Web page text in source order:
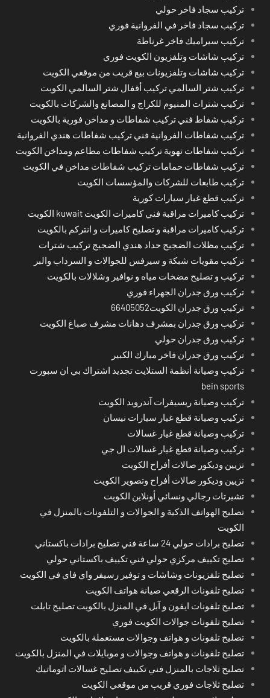
تركيب سجاد فاخر حولي
تركيب سجاد فاخر في الفروانية فوري
تركيب سيراميك فاخر غرناطة
تركيب شاشات وتلفزيون الكويت فوري
تركيب شاشات وتلفزيونات بيع قريب من موقعي الكويت
تركيب شتر السالمي تركيب أقفال شتر السالمي الكويت
تركيب شترات المنيوم للكراج و المصانع والشركات بالكويت
تركيب شفاط فني تركيب شفاطات و مداخن فورية بالكويت
تركيب شفاطات الفروانية فني تركيب شفاطات هندي الفروانية
تركيب شفاطات تهوية تركيب شفاطات مطاعم ومداخن الكويت
تركيب شفاطات حمامات تركيب شفاطات مداخن في الكويت
تركيب طابعات للشركات والمؤسسات الكويت
تركيب قطع غيار سيارات كورية
تركيب كاميرات مراقبة فني كاميرات الكويت kuwait الكويت
تركيب كاميرات مراقبة و تصليح كاميرات و انتركم بالكويت
تركيب مظلات الضجيج حداد هندي الضجيج تركيب شترات
تركيب مقويات شبكة و سيرفس للجوالات و السرداب والبر
تركيب و تصليح مضخات مياه و نوافير وشلالات بالكويت
تركيب ورق جدران الجهراء فوري
تركيب ورق جدران الكويت66405052
تركيب ورق جدران بمشرف دهانات مشرف صباغ الكويت
تركيب ورق جدران حولي
تركيب ورق جدران فاخر مبارك الكبير
تركيب وصيانة أنظمة الستلايت تجديد اشتراك بي ان سبورت
bein sports
تركيب وصيانة ريسيفرات آندرويد الكويت
تركيب وصيانة قطع غيار سيارات نيسان
تركيب وصيانة قطع غيار غسالات
تركيب وصيانة قطع غيار غسالات ال جي
تزيين وديكور صالات أفراح الكويت
تزيين وديكور صالات أفراح وتصوير الكويت
تشيرتات رجالي ونسائي أونلاين الكويت
تصليح الهواتف الذكية و الجوالات و التلفونات بالمنزل في
الكويت
تصليح برادات حولي 24 ساعة فني تصليح برادات باكستاني
تصليح تكييف مركزي حولي فني تكييف باكستاني حولي
تصليح تلفزيونات وشاشات و توفير رسيفر واي فاي في الكويت
تصليح تلفونات الرقعي صيانة هواتف الكويت
تصليح تلفونات ايفون و آبل في المنزل بالكويت تصليح تابلت
تصليح تلفونات جوالات الكويت فوري
تصليح تلفونات و هواتف وجوالات مستعملة بالكويت
تصليح تلفونات و هواتف وجوالات و موبايلات في المنزل بالكويت
تصليح ثلاجات بالمنزل فني تكييف تصليح غسالات اتوماتيك
تصليح ثلاجات فوري قريب من موقعي الكويت